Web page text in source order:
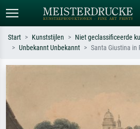
Start Kunststijlen
Niet geclassificeerde
Unbekannt Unbekannt
Santa Giustina in